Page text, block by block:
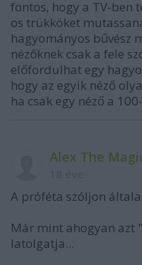
fontos, hogy a TV-ben
os trükköket
hagyományos bűvész
nézőknek csak a fele
előfordulhat egy
hogy az egyik néző
ha csak egy néző a
Alex The
A próféta szóljon
Már mint ahogyan azt
latolgatja...